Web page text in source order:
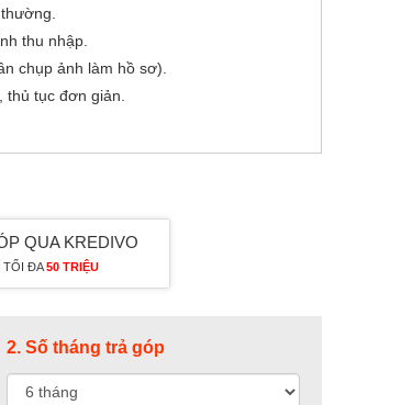
thu nhập.
chụp ảnh làm hồ sơ).
tục đơn giản.
QUA KREDIVO
TỐI ĐA50 TRIỆU
2. Số tháng trả góp